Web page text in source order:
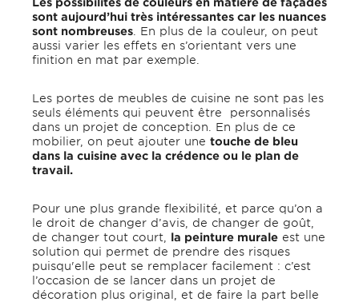
sont aujourd’hui très intéressantes car les nuances
sont nombreuses . En plus de la couleur, on peut
aussi varier les effets en s’orientant vers une
finition en mat par exemple.
Les portes de meubles de cuisine ne sont pas les
seuls éléments qui peuvent être personnalisés
dans un projet de conception. En plus de ce
mobilier, on peut ajouter une touche de bleu
dans la cuisine avec la crédence ou le plan de
travail.
Pour une plus grande flexibilité, et parce qu’on a
le droit de changer d’avis, de changer de goût,
de changer tout court, la peinture murale est une
solution qui permet de prendre des risques
puisqu'elle peut se remplacer facilement : c’est
l’occasion de se lancer dans un projet de
décoration plus original, et de faire la part belle